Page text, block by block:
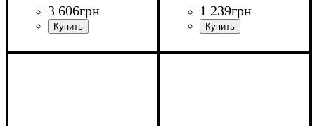
3 606грн 1 239грн